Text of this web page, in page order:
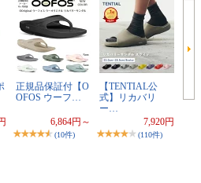
正規品保証付【O
OFOS ウーフ…
6,864円～
(10件)
【TENTIAL公
式】リカバリ
ー…
7,920円
(110件)